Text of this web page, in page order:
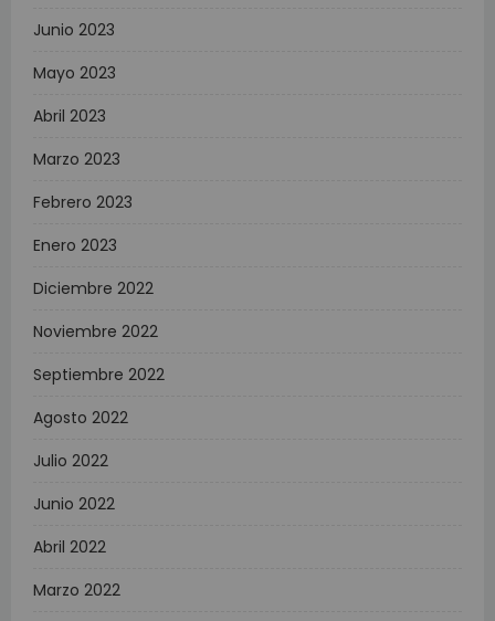
Junio 2023
Mayo 2023
Abril 2023
Marzo 2023
Febrero 2023
Enero 2023
Diciembre 2022
Noviembre 2022
Septiembre 2022
Agosto 2022
Julio 2022
Junio 2022
Abril 2022
Marzo 2022